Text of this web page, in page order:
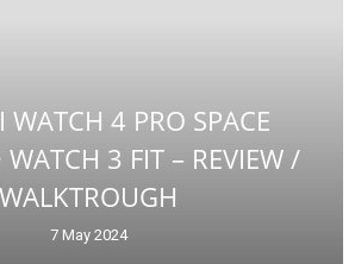
WATCH 4 PRO SPACE
3 FIT – REVIEW /
WALKTROUGH
7 May 2024